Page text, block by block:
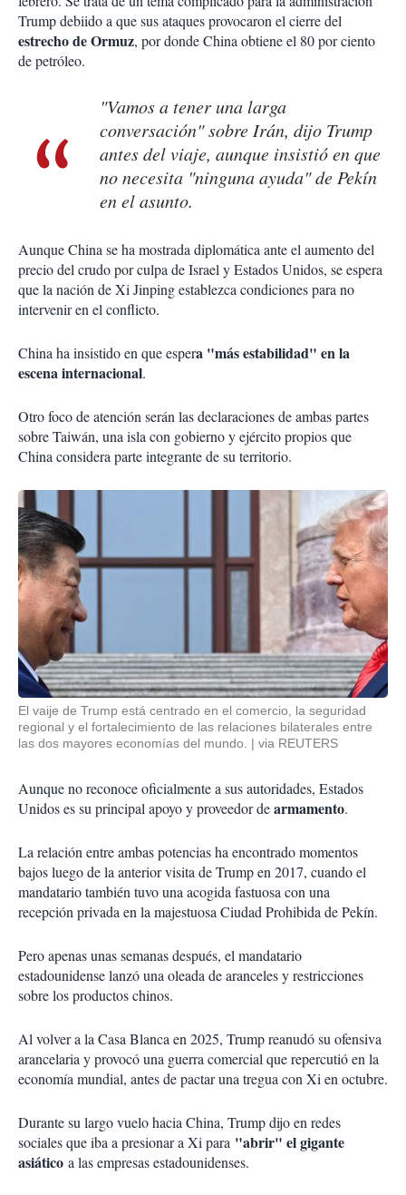
Trump debiido a que sus ataques provocaron el cierre del
estrecho de Ormuz, por donde China obtiene el 80 por ciento
de petróleo.
"Vamos a tener una larga
conversación" sobre Irán, dijo Trump
antes del viaje, aunque insistió en que
no necesita "ninguna ayuda" de Pekín
en el asunto.
Aunque China se ha mostrada diplomática ante el aumento del
precio del crudo por culpa de Israel y Estados Unidos, se espera
que la nación de Xi Jinping establezca condiciones para no
intervenir en el conflicto.
China ha insistido en que espera "más estabilidad" en la
escena internacional.
Otro foco de atención serán las declaraciones de ambas partes
sobre Taiwán, una isla con gobierno y ejército propios que
China considera parte integrante de su territorio.
El vaije de Trump está centrado en el comercio, la seguridad
regional y el fortalecimiento de las relaciones bilaterales entre
las dos mayores economías del mundo.
via REUTERS
Aunque no reconoce oficialmente a sus autoridades, Estados
Unidos es su principal apoyo y proveedor dearmamento.
La relación entre ambas potencias ha encontrado momentos
bajos luego de la anterior visita de Trump en 2017, cuando el
mandatario también tuvo una acogida fastuosa con una
recepción privada en la majestuosa Ciudad Prohibida de Pekín.
Pero apenas unas semanas después, el mandatario
estadounidense lanzó una oleada de aranceles y restricciones
sobre los productos chinos.
Al volver a la Casa Blanca en 2025, Trump reanudó su ofensiva
arancelaria y provocó una guerra comercial que repercutió en la
economía mundial, antes de pactar una tregua con Xi en octubre.
Durante su largo vuelo hacia China, Trump dijo en redes
sociales que iba a presionar a Xi para "abrir" el gigante
asiático a las empresas estadounidenses.